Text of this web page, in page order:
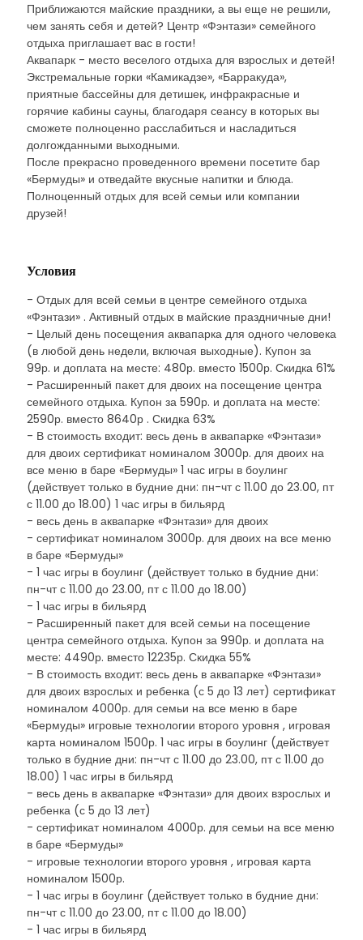
Приближаются майские праздники, а вы еще не решили,
чем занять себя и детей? Центр «Фэнтази» семейного
отдыха приглашает вас в гости!
Аквапарк - место веселого отдыха для взрослых и детей!
Экстремальные горки «Камикадзе», «Барракуда»,
приятные бассейны для детишек, инфракрасные и
горячие кабины сауны, благодаря сеансу в которых вы
сможете полноценно расслабиться и насладиться
долгожданными выходными.
После прекрасно проведенного времени посетите бар
«Бермуды» и отведайте вкусные напитки и блюда.
Полноценный отдых для всей семьи или компании
друзей!
Условия
- Отдых для всей семьи в центре семейного отдыха
«Фэнтази» . Активный отдых в майские праздничные дни!
- Целый день посещения аквапарка для одного человека
(в любой день недели, включая выходные). Купон за
99р. и доплата на месте: 480р. вместо 1500р. Скидка 61%
- Расширенный пакет для двоих на посещение центра
семейного отдыха. Купон за 590р. и доплата на месте:
2590р. вместо 8640р . Скидка 63%
- В стоимость входит: весь день в аквапарке «Фэнтази»
для двоих сертификат номиналом 3000р. для двоих на
все меню в баре «Бермуды» 1 час игры в боулинг
(действует только в будние дни: пн-чт с 11.00 до 23.00, пт
с 11.00 до 18.00) 1 час игры в бильярд
- весь день в аквапарке «Фэнтази» для двоих
- сертификат номиналом 3000р. для двоих на все меню
в баре «Бермуды»
- 1 час игры в боулинг (действует только в будние дни:
пн-чт с 11.00 до 23.00, пт с 11.00 до 18.00)
- 1 час игры в бильярд
- Расширенный пакет для всей семьи на посещение
центра семейного отдыха. Купон за 990р. и доплата на
месте: 4490р. вместо 12235р. Скидка 55%
- В стоимость входит: весь день в аквапарке «Фэнтази»
для двоих взрослых и ребенка (с 5 до 13 лет) сертификат
номиналом 4000р. для семьи на все меню в баре
«Бермуды» игровые технологии второго уровня , игровая
карта номиналом 1500р. 1 час игры в боулинг (действует
только в будние дни: пн-чт с 11.00 до 23.00, пт с 11.00 до
18.00) 1 час игры в бильярд
- весь день в аквапарке «Фэнтази» для двоих взрослых и
ребенка (с 5 до 13 лет)
- сертификат номиналом 4000р. для семьи на все меню
в баре «Бермуды»
- игровые технологии второго уровня , игровая карта
номиналом 1500р.
- 1 час игры в боулинг (действует только в будние дни:
пн-чт с 11.00 до 23.00, пт с 11.00 до 18.00)
- 1 час игры в бильярд